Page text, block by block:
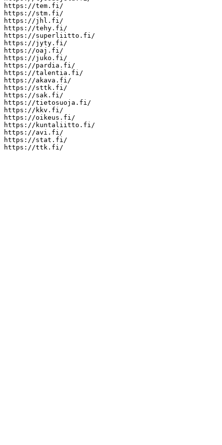
https://tem.fi/
https://stm.fi/
https://jhl.fi/
https://tehy.fi/
https://superliitto.fi/
https://jyty.fi/
https://oaj.fi/
https://juko.fi/
https://pardia.fi/
https://talentia.fi/
https://akava.fi/
https://sttk.fi/
https://sak.fi/
https://tietosuoja.fi/
https://kkv.fi/
https://oikeus.fi/
https://kuntaliitto.fi/
https://avi.fi/
https://stat.fi/
https://ttk.fi/